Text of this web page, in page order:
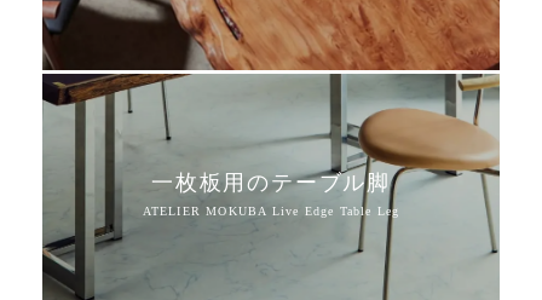
一枚板用のテーブル脚